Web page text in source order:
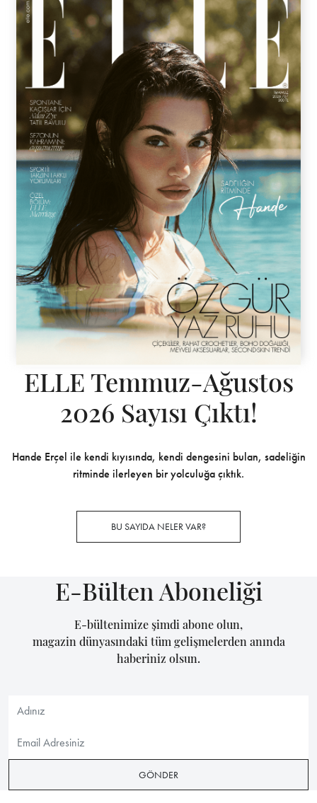
ELLE Temmuz-Ağustos
2026 Sayısı Çıktı!
Hande Erçel ile kendi kıyısında, kendi dengesini bulan, sadeliğin
ritminde ilerleyen bir yolculuğa çıktık.
BU SAYIDA NELER VAR?
E-Bülten Aboneliği
E-bültenimize şimdi abone olun,
magazin dünyasındaki tüm gelişmelerden anında
haberiniz olsun.
GÖNDER